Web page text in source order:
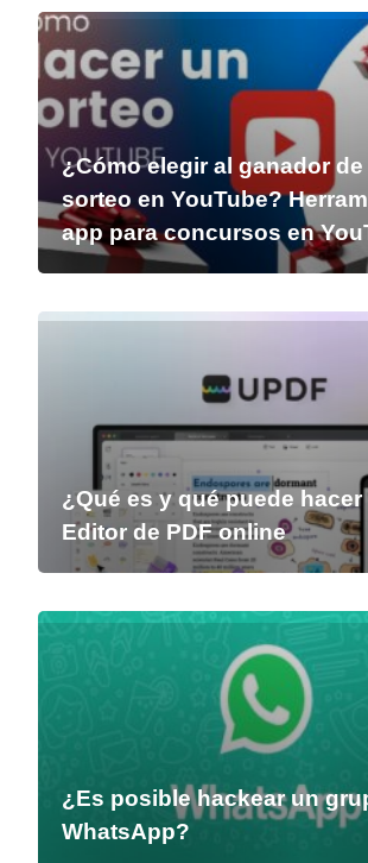
¿Cómo elegir al ganador de
sorteo en YouTube?
app para concursos en
¿Qué es y qué puede hacer
Editor de PDF online
¿Es posible hackear un
WhatsApp?